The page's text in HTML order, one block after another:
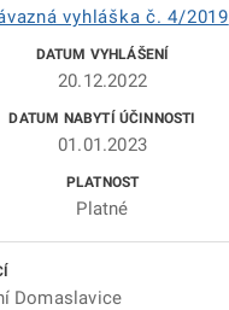
vyhláška č. 4/2019
20.12.2022
01.01.2023
Platné
Domaslavice